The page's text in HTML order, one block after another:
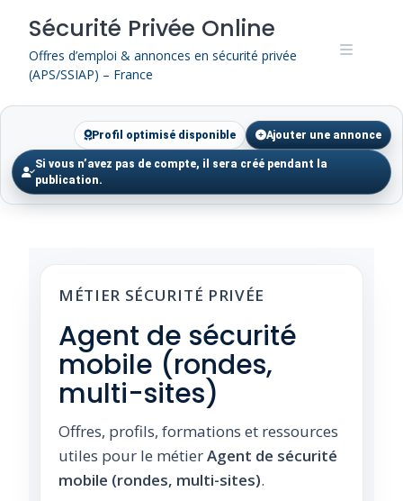
content
Sécurité Privée Online
Offres d’emploi & annonces en sécurité privée
(APS/SSIAP) – France
Profil optimisé disponible Ajouter une annonce
Si vous n’avez pas de compte, il sera créé pendant la
publication.
MÉTIER SÉCURITÉ PRIVÉE
Agent de sécurité
mobile (rondes,
multi-sites)
Offres, profils, formations et ressources
utiles pour le métierAgent de sécurité
mobile (rondes, multi-sites).